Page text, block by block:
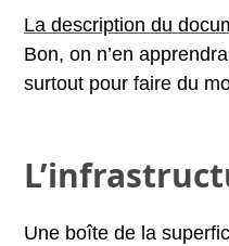
La description du
Bon, on n’en
surtout pour faire du
Une boîte de la